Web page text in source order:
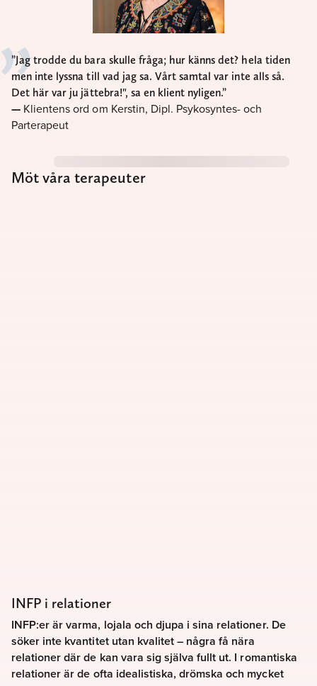
Jag trodde du bara skulle fråga; hur känns det? hela tiden
men inte lyssna till vad jag sa. Vårt samtal var inte alls så.
Det här var ju jättebra!", sa en klient nyligen.
Klientens ord om Kerstin, Dipl. Psykosyntes- och
Parterapeut
Möt våra terapeuter
INFP i relationer
INFP:er är varma, lojala och djupa i sina relationer. De
söker inte kvantitet utan kvalitet – några få nära
relationer där de kan vara sig själva fullt ut. I romantiska
relationer är de ofta idealistiska, drömska och mycket